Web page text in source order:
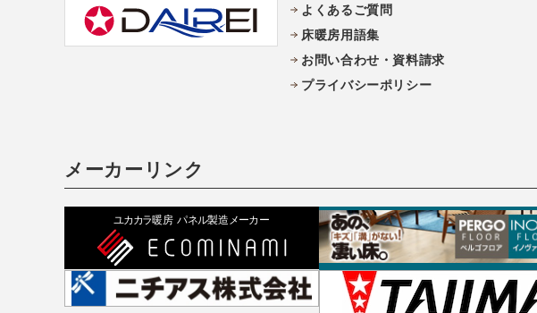
よくあるご質問
床暖房用語集
お問い合わせ・資料請求
プライバシーポリシー
メーカーリンク